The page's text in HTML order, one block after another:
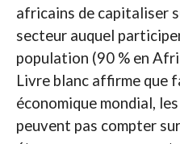
africains de capitaliser
secteur auquel
population (90 % en
Livre blanc affirme que
économique mondial,
peuvent pas compter